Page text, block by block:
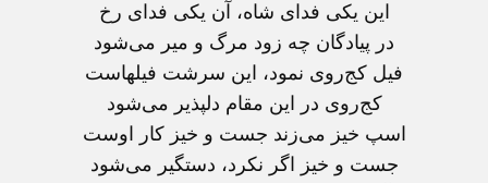
اين يكی فدای شاه‌، آن يكی فدای رخ‌
در پيادگان چه زود مرگ و مير می‌شود
فيل كج‌روی نمود، اين سرشت فيلهاست‌
كج‌روی در اين مقام دلپذير می‌شود
اسپ خيز می‌زند جست و خيز كار اوست‌
جست و خيز اگر نكرد، دستگير می‌شود